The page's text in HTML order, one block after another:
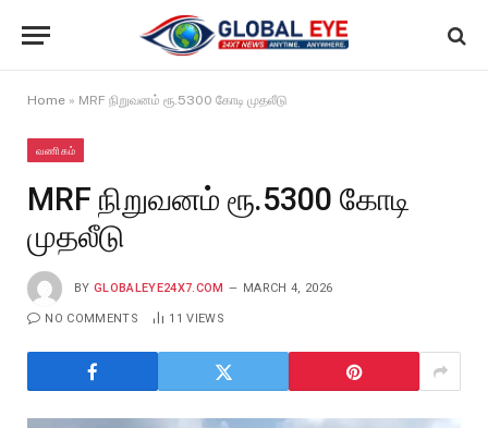
Home » MRF நிறுவனம் ரூ.5300 கோடி முதலீடு
வணிகம்
MRF நிறுவனம் ரூ.5300 கோடி
முதலீடு
BY GLOBALEYE24X7.COM MARCH 4, 2026
NO COMMENTS 11VIEWS